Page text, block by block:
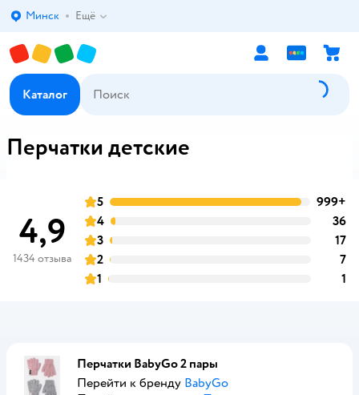
Выбор адреса доставки.
Минск Ещё
Каталог
Перчатки детские
4,9
1434 отзыва
оценка
5 999+
оценка
4 36
оценка
3 17
оценка
2 7
оценка
1 1
Перчатки BabyGо 2 пары
Перейти к бренду BabyGo